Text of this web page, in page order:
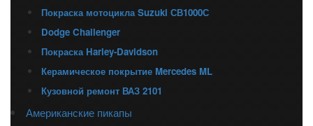
Покраска мотоцикла Suzuki СВ1000С
Dodge Challenger
Покраска Harley-Davidson
Керамическое покрытие Mercedes ML
Кузовной ремонт ВАЗ 2101
Американские пикапы